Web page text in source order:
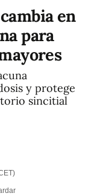
en
para
y protege
sincitial